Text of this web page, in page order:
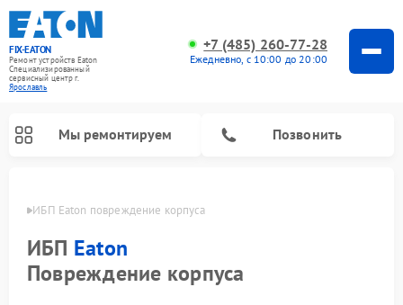
FIX-EATON
Ремонт устройств Eaton
Специализированный
cервисный центр г.
Ярославль
+7 (485) 260-77-28
Ежедневно, с 10:00 до 20:00
Мы ремонтируем Позвонить
ИБП Eaton повреждение корпуса
ИБП Eaton
Повреждение корпуса